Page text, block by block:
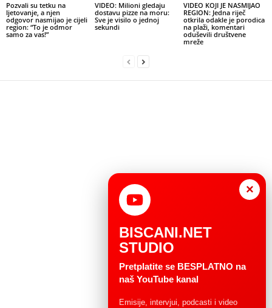
Pozvali su tetku na
ljetovanje, a njen
odgovor nasmijao je cijeli
region: “To je odmor
samo za vas!”
VIDEO: Milioni gledaju
dostavu pizze na moru:
Sve je visilo o jednoj
sekundi
VIDEO KOJI JE NASMIJAO
REGION: Jedna riječ
otkrila odakle je porodica
na plaži, komentari
oduševili društvene
mreže
×
BISCANI.NET
STUDIO
Pretplatite se BESPLATNO na
naš YouTube kanal
Emisije, intervjui, podcasti i video